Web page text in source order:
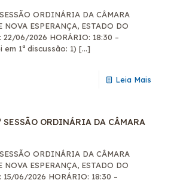
ORDINÁRIA DA CÂMARA
NOVA ESPERANÇA, ESTADO DO
22/06/2026 HORÁRIO: 18:30 –
1ª discussão: 1) […]
Leia Mais
SESSÃO ORDINÁRIA DA CÂMARA
ORDINÁRIA DA CÂMARA
NOVA ESPERANÇA, ESTADO DO
15/06/2026 HORÁRIO: 18:30 –